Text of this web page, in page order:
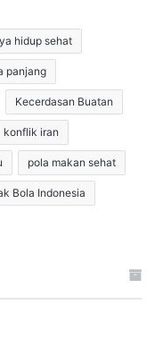
hidup sehat
panjang
Kecerdasan Buatan
konflik iran
pola makan sehat
Bola Indonesia